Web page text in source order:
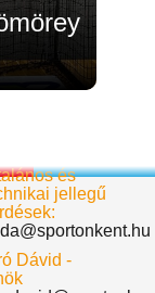
és
jellegű
Dávid -